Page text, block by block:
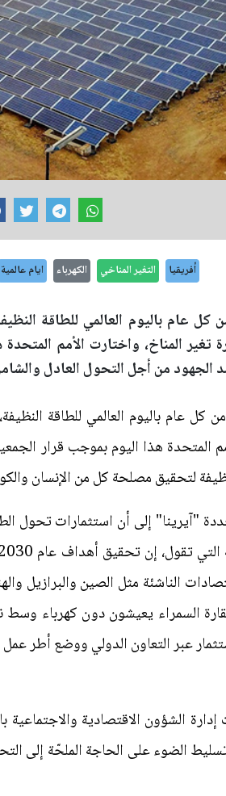
أفريقيا التغير المناخي الكهرباء ايام عالمية
في 26 يناير من كل عام باليوم العالمي
تغير المناخ، واختارت الأمم
كانون الثاني من كل عام باليوم العالمي
لتحقيق مصلحة كل من الإنسان
الناشئة مثل الصين والبرازيل
السمراء يعيشون دون كهرباء وسط
عبر التعاون الدولي ووضع أطر
الضوء على الحاجة الملحّة إلى